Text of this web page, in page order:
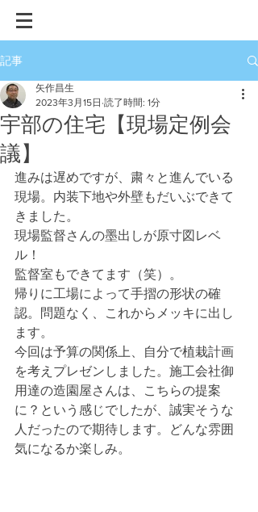
記事
宇部の住宅【現場定例会
議】
矢作昌生
2023年3月15日 読了時間: 1分
進みは遅めですが、粛々と進んでいる
現場。内装下地や外壁もだいぶできて
きました。
現場監督さんの墨出しが原寸図レベ
ル！
監督室もできてます（笑）。
帰りに工場によって手摺の形状の確
認。問題なく、これからメッキに出し
ます。
今回は予算の関係上、自分で植栽計画
を考えプレゼンしました。施工会社御
用達の造園屋さんは、こちらの提案
に？という感じでしたが、誠実そうな
人だったので期待します。どんな雰囲
気になるか楽しみ。